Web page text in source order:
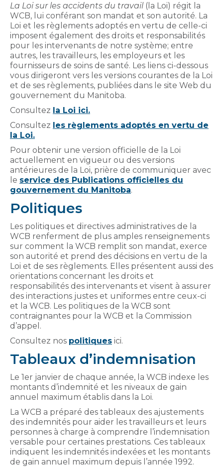
La Loi sur les accidents du travail (la Loi) régit la
WCB, lui conférant son mandat et son autorité. La
Loi et les règlements adoptés en vertu de celle-ci
imposent également des droits et responsabilités
pour les intervenants de notre système; entre
autres, les travailleurs, les employeurs et les
fournisseurs de soins de santé. Les liens ci-dessous
vous dirigeront vers les versions courantes de la Loi
et de ses règlements, publiées dans le site Web du
gouvernement du Manitoba.
Consultez la Loi ici.
Consultez les règlements adoptés en vertu de
la Loi.
Pour obtenir une version officielle de la Loi
actuellement en vigueur ou des versions
antérieures de la Loi, prière de communiquer avec
le service des Publications officielles du
gouvernement du Manitoba.
Politiques
Les politiques et directives administratives de la
WCB renferment de plus amples renseignements
sur comment la WCB remplit son mandat, exerce
son autorité et prend des décisions en vertu de la
Loi et de ses règlements. Elles présentent aussi des
orientations concernant les droits et
responsabilités des intervenants et visent à assurer
des interactions justes et uniformes entre ceux-ci
et la WCB. Les politiques de la WCB sont
contraignantes pour la WCB et la Commission
d’appel.
Consultez nos politiques ici.
Tableaux d’indemnisation
Le 1er janvier de chaque année, la WCB indexe les
montants d’indemnité et les niveaux de gain
annuel maximum établis dans la Loi.
La WCB a préparé des tableaux des ajustements
des indemnités pour aider les travailleurs et leurs
personnes à charge à comprendre l’indemnisation
versable pour certaines prestations. Ces tableaux
indiquent les indemnités indexées et les montants
de gain annuel maximum depuis l’année 1992.